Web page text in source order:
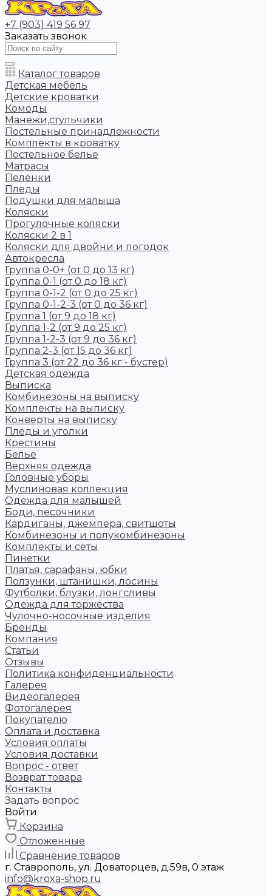
+7 (903) 419 56 97
Заказать звонок
Каталог товаров
Детская мебель
Детские кроватки
Комоды
Манежи,стульчики
Постельные принадлежности
Комплекты в кроватку
Постельное белье
Матрасы
Пеленки
Пледы
Подушки для малыша
Коляски
Прогулочные коляски
Коляски 2 в 1
Коляски для двойни и погодок
Автокресла
Группа 0-0+ (от 0 до 13 кг)
Группа 0-1 (от 0 до 18 кг)
Группа 0-1-2 (от 0 до 25 кг)
Группа 0-1-2-3 (от 0 до 36 кг)
Группа 1 (от 9 до 18 кг)
Группа 1-2 (от 9 до 25 кг)
Группа 1-2-3 (от 9 до 36 кг)
Группа 2-3 (от 15 до 36 кг)
Группа 3 (от 22 до 36 кг - бустер)
Детская одежда
Выписка
Комбинезоны на выписку
Комплекты на выписку
Конверты на выписку
Пледы и уголки
Крестины
Белье
Верхняя одежда
Головные уборы
Муслиновая коллекция
Одежда для малышей
Боди, песочники
Кардиганы, джемпера, свитшоты
Комбинезоны и полукомбинезоны
Комплекты и сеты
Пинетки
Платья, сарафаны, юбки
Ползунки, штанишки, лосины
Футболки, блузки, лонгсливы
Одежда для торжества
Чулочно-носочные изделия
Бренды
Компания
Статьи
Отзывы
Политика конфиденциальности
Галерея
Видеогалерея
Фотогалерея
Покупателю
Оплата и доставка
Условия оплаты
Условия доставки
Вопрос - ответ
Возврат товара
Контакты
Задать вопрос
Войти
Корзина
Отложенные
Сравнение товаров
г. Ставрополь, ул. Доваторцев, д.59в, 0 этаж
info@kroxa-shop.ru